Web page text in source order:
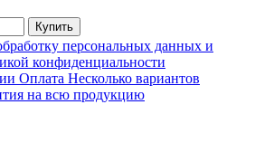
Купить
персональных данных и
конфиденциальности
Оплата Несколько вариантов
на всю продукцию